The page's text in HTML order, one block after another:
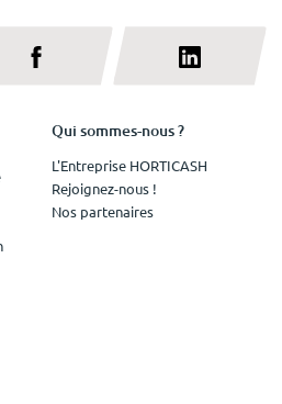
Qui sommes-nous ?
L'Entreprise HORTICASH
Rejoignez-nous !
Nos partenaires